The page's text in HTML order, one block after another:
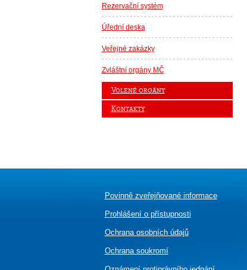
Rezervační systém
Úřední deska
Veřejné zakázky
Zvláštní orgány MČ
Volené orgány
Kontakty
Povinně zveřejňované informace
Prohlášení o přístupnosti
Ochrana osobních údajů
Ochrana soukromí